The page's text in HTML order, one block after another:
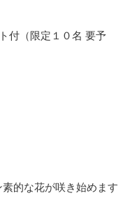
付（限定１０名 要予
的な花が咲き始めます